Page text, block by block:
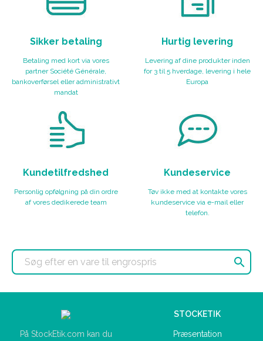
Sikker betaling
Betaling med kort via vores
partner Société Générale,
bankoverførsel eller administrativt
mandat
Hurtig levering
Levering af dine produkter inden
for 3 til 5 hverdage, levering i hele
Europa
Kundetilfredshed
Personlig opfølgning på din ordre
af vores dedikerede team
Kundeservice
Tøv ikke med at kontakte vores
kundeservice via e-mail eller
telefon.

På StockEtik.com kan du
STOCKETIK
Præsentation